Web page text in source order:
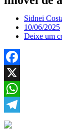
Sidnei
10/06/2025
Deixe um
Facebook
X
WhatsApp
Telegram